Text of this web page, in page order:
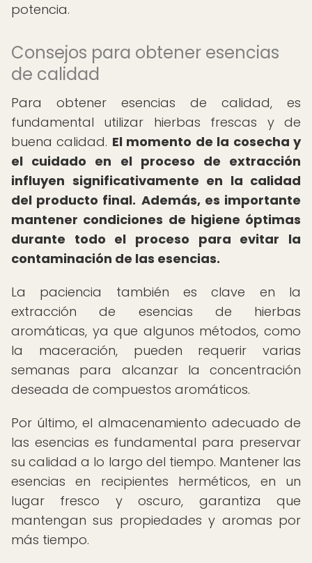
potencia.
Consejos para obtener esencias
de calidad
Para obtener esencias de calidad, es
fundamental utilizar hierbas frescas y de
buena calidad. El momento de la cosecha y
el cuidado en el proceso de extracción
influyen significativamente en la calidad
del producto final. Además, es importante
mantener condiciones de higiene óptimas
durante todo el proceso para evitar la
contaminación de las esencias.
La paciencia también es clave en la
extracción de esencias de hierbas
aromáticas, ya que algunos métodos, como
la maceración, pueden requerir varias
semanas para alcanzar la concentración
deseada de compuestos aromáticos.
Por último, el almacenamiento adecuado de
las esencias es fundamental para preservar
su calidad a lo largo del tiempo. Mantener las
esencias en recipientes herméticos, en un
lugar fresco y oscuro, garantiza que
mantengan sus propiedades y aromas por
más tiempo.